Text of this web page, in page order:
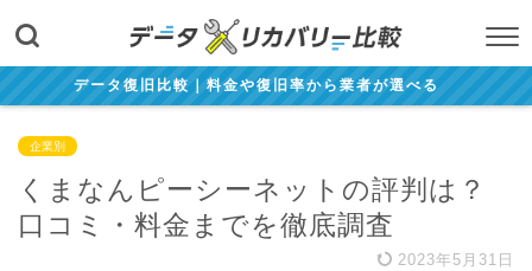
データ復旧比較｜料金や復旧率から業者が選べる
企業別
くまなんピーシーネットの評判は？
口コミ・料金までを徹底調査
2023年5月31日